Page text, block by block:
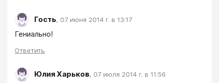
Гость, 07 июня 2014 г. в 13:17
Гениально!
Ответить
Юлия Харьков, 07 июля 2014 г. в 11:56